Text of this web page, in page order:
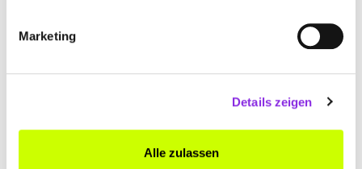
Marketing
Details zeigen
Alle zulassen